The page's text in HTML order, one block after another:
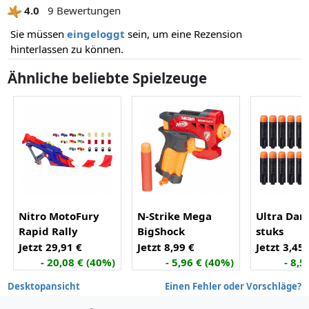
4.0
9 Bewertungen
Sie müssen eingeloggt sein, um eine Rezension
hinterlassen zu können.
Ähnliche beliebte Spielzeuge
Nitro MotoFury
Rapid Rally
Jetzt 29,91 €
- 20,08 € (40%)
N-Strike Mega
BigShock
Jetzt 8,99 €
- 5,96 € (40%)
Ultra
stuks
Jetzt 3,45
-
Desktopansicht Einen Fehler oder Vorschläge?